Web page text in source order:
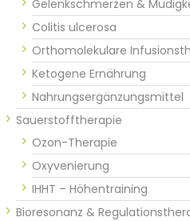
Gelenkschmerzen &
Colitis ulcerosa
Orthomolekulare
Ketogene Ernährung
Nahrungsergänzungsmittel
Sauerstofftherapie
Ozon-Therapie
Oxyvenierung
IHHT – Höhentraining
Bioresonanz &